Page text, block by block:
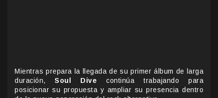
Mientras prepara la llegada de su primer álbum de larga
duración,Soul Dive continúa trabajando para
posicionar su propuesta y ampliar su presencia dentro